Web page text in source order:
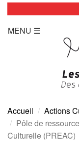
LES ZÉBRURES
Programmation/
Presse
Tarifs
MENU ☰
Accueil
Actions
Pôle de
Culturelle (PREAC)